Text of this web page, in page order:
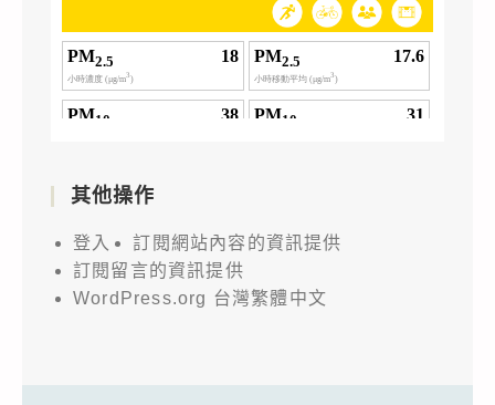
其他操作
登入
訂閱網站內容的資訊提供
訂閱留言的資訊提供
WordPress.org 台灣繁體中文